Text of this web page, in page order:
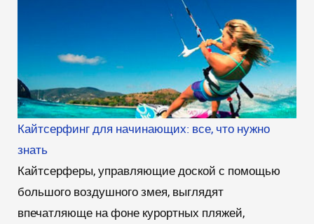
Кайтсерфинг для начинающих: все, что нужно
знать
Кайтсерферы, управляющие доской с помощью
большого воздушного змея, выглядят
впечатляюще на фоне курортных пляжей,